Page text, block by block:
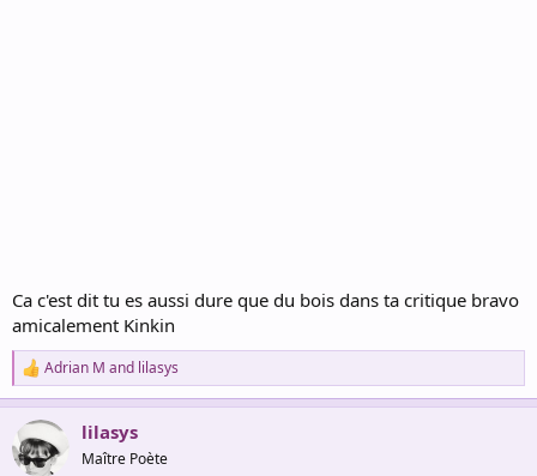
Ca c'est dit tu es aussi dure que du bois dans ta critique bravo
amicalement Kinkin
R
e
a
c
t
i
Adrian M and lilasys
lilasys
Maître Poète